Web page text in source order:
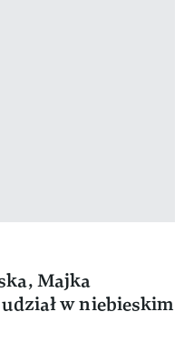
Majka
w niebieskim